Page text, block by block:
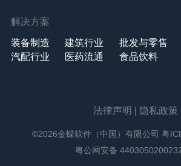
解决方案
装备制造 建筑行业 批发与零售
汽配行业
医药流通 食品饮料
法律声明 隐私政策
©2026金蝶软件（中国）有限公司 粤
粤公网安备